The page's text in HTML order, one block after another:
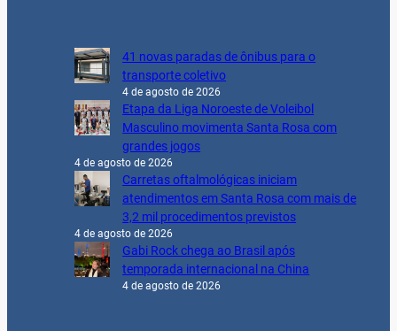
41 novas paradas de ônibus para o
transporte coletivo
4 de agosto de 2026
Etapa da Liga Noroeste de Voleibol
Masculino movimenta Santa Rosa com
grandes jogos
4 de agosto de 2026
Carretas oftalmológicas iniciam
atendimentos em Santa Rosa com mais de
3,2 mil procedimentos previstos
4 de agosto de 2026
Gabi Rock chega ao Brasil após
temporada internacional na China
4 de agosto de 2026